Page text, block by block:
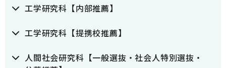
工学研究科【内部推薦】
工学研究科【提携校推薦】
人間社会研究科【一般選抜・社会人特別選抜・